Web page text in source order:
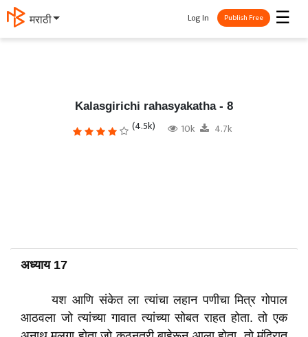
தமிழ் ☰
Log In Publish Free
Kalasgirichi rahasyakatha - 8
(4.5k) 10k 4.7k
अध्याय 17
यश आणि संकेत ला त्यांचा लहान पणीचा मित्र गोपाल
आठवला जो त्यांच्या गावात त्यांच्या सोबत राहत होता. तो एक